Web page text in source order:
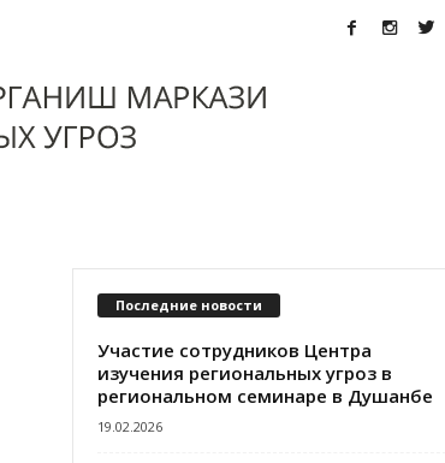
Последние новости
Участие сотрудников Центра
изучения региональных угроз в
региональном семинаре в Душанбе
19.02.2026